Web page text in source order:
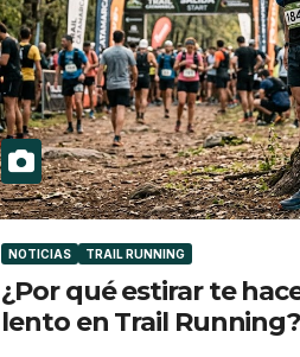
NOTICIAS TRAIL RUNNING
¿Por qué estirar te
lento en Trail